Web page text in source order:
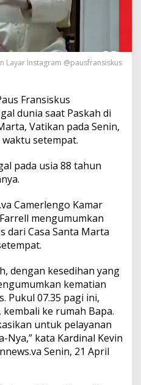
Layar Instagram @pausfransiskus
Fransiskus
dunia saat Paskah di
Vatikan pada Senin,
setempat.
pada usia 88 tahun
Camerlengo Kamar
mengumumkan
dari Casa Santa Marta
dengan kesedihan yang
kematian
Pukul 07.35 pagi ini,
ke rumah Bapa.
untuk pelayanan
Nya,” kata Kardinal Kevin
Senin, 21 April